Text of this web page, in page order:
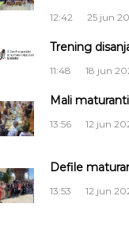
12:42 25 jun
Trening
11:48 18 jun
Mali
13:56 12 jun
Defile
13:53 12 jun